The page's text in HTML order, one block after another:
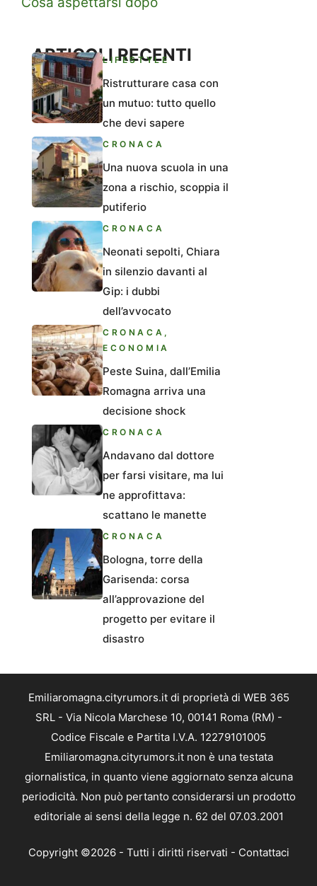
ARTICOLI RECENTI
LIFESTYLE
Ristrutturare casa con
un mutuo: tutto quello
che devi sapere
CRONACA
Una nuova scuola in una
zona a rischio, scoppia il
putiferio
CRONACA
Neonati sepolti, Chiara
in silenzio davanti al
Gip: i dubbi
dell’avvocato
CRONACA ,
ECONOMIA
Peste Suina, dall’Emilia
Romagna arriva una
decisione shock
CRONACA
Andavano dal dottore
per farsi visitare, ma lui
ne approfittava:
scattano le manette
CRONACA
Bologna, torre della
Garisenda: corsa
all’approvazione del
progetto per evitare il
disastro
Emiliaromagna.cityrumors.it di proprietà di WEB 365
SRL - Via Nicola Marchese 10, 00141 Roma (RM) -
Codice Fiscale e Partita I.V.A. 12279101005
Emiliaromagna.cityrumors.it non è una testata
giornalistica, in quanto viene aggiornato senza alcuna
periodicità. Non può pertanto considerarsi un prodotto
editoriale ai sensi della legge n. 62 del 07.03.2001
Copyright ©2026 - Tutti i diritti riservati - Contattaci